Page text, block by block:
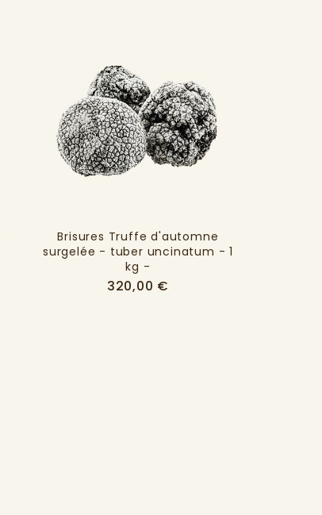
Brisures Truffe d'automne
surgelée - tuber uncinatum - 1
kg -
320,00 €